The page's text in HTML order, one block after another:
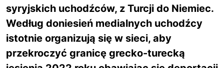
syryjskich uchodźców, z Turcji do Niemiec.
Według doniesień medialnych uchodźcy
istotnie organizują się w sieci, aby
przekroczyć granicę grecko-turecką